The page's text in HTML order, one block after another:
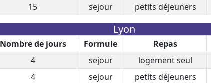
15 sejour petits déjeuners
Lyon
Nombre de jours Formule Repas
4 sejour logement seul
4 sejour petits déjeuners